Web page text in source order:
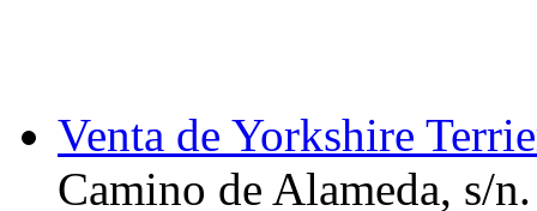
Venta de Yorkshire
Camino de Alameda, s/n.